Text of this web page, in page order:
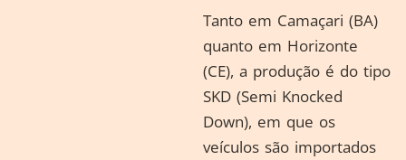
Tanto em Camaçari (BA)
quanto em Horizonte
(CE), a produção é do tipo
SKD (Semi Knocked
Down), em que os
veículos são importados